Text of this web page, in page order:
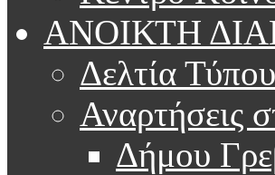
ΑΝΟΙΚΤΗ
Δελτία Τύπου
Αναρτήσεις
Δήμου